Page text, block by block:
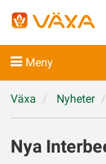
Meny
Växa Nyheter
Nya